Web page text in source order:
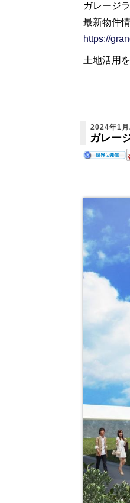
ガレージ
最新物件
https://
土地活用
2024年1月
ガレー